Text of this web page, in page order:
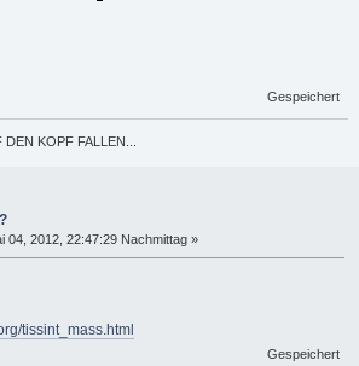
Gespeichert
KOPF FALLEN...
04, 2012, 22:47:29 Nachmittag »
tissint_mass.html
Gespeichert